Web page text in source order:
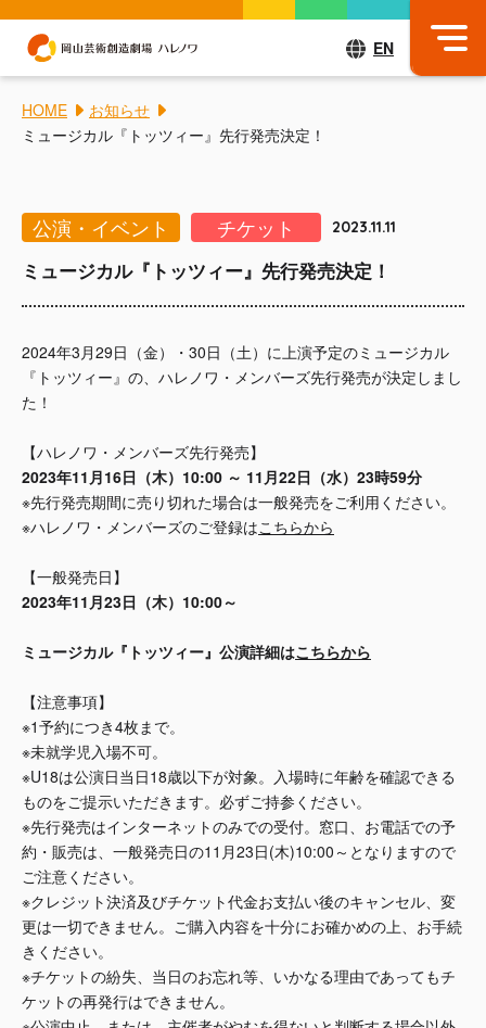
EN
HOME
お知らせ
ミュージカル『トッツィー』先行発売決定！
公演・イベント チケット 2023.11.11
ミュージカル『トッツィー』先行発売決定！
2024年3月29日（金）・30日（土）に上演予定のミュージカル
『トッツィー』の、ハレノワ・メンバーズ先行発売が決定しまし
た！
【ハレノワ・メンバーズ先行発売】
2023年11月16日（木）10:00 ～ 11月22日（水）23時59分
※先行発売期間に売り切れた場合は一般発売をご利用ください。
※ハレノワ・メンバーズのご登録はこちらから
【一般発売日】
2023年11月23日（木）10:00～
ミュージカル『トッツィー』公演詳細はこちらから
【注意事項】
※1予約につき4枚まで。
※未就学児入場不可。
※U18は公演日当日18歳以下が対象。入場時に年齢を確認できる
ものをご提示いただきます。必ずご持参ください。
※先行発売はインターネットのみでの受付。窓口、お電話での予
約・販売は、一般発売日の11月23日(木)10:00～となりますので
ご注意ください。
※クレジット決済及びチケット代金お支払い後のキャンセル、変
更は一切できません。ご購入内容を十分にお確かめの上、お手続
きください。
※チケットの紛失、当日のお忘れ等、いかなる理由であってもチ
ケットの再発行はできません。